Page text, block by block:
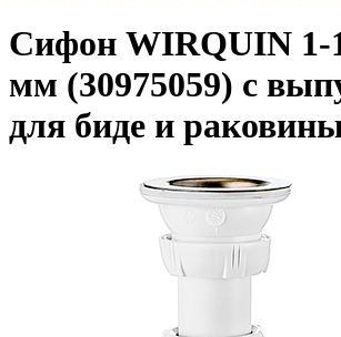
Сифон WIRQUIN 1-
мм (30975059) c
для биде и